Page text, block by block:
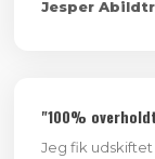
Jesper
"100%
Jeg fik